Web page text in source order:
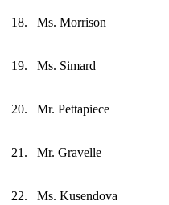
18. Ms. Morrison
19. Ms. Simard
20. Mr. Pettapiece
21. Mr. Gravelle
22. Ms. Kusendova